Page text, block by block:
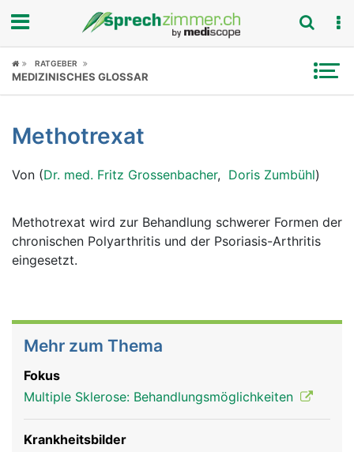
Fokus
Symptome
Untersuchungen
News
Ratgeber
RATGEBER
MEDIZINISCHES GLOSSAR
Methotrexat
Von (Dr. med. Fritz Grossenbacher, Doris Zumbühl)
Methotrexat wird zur Behandlung schwerer Formen der
chronischen Polyarthritis und der Psoriasis-Arthritis
eingesetzt.
Mehr zum Thema
Fokus
Multiple Sklerose: Behandlungsmöglichkeiten
Krankheitsbilder